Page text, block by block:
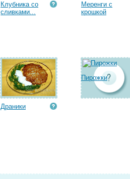
Клубника со
сливками...
Меренги с
крошкой
Драники
Пирожки